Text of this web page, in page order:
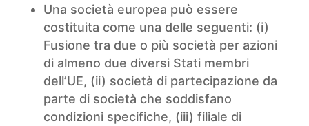
Una società europea può essere
costituita come una delle seguenti: (i)
Fusione tra due o più società per azioni
di almeno due diversi Stati membri
dell’UE, (ii) società di partecipazione da
parte di società che soddisfano
condizioni specifiche, (iii) filiale di